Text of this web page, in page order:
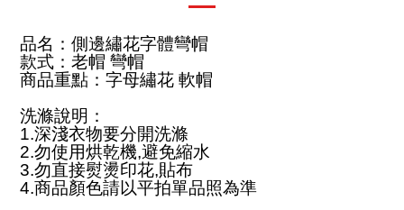
品名：側邊繡花字體彎帽
款式：老帽 彎帽
商品重點：字母繡花 軟帽
洗滌說明：
1.深淺衣物要分開洗滌
2.勿使用烘乾機,避免縮水
3.勿直接熨燙印花,貼布
4.商品顏色請以平拍單品照為準